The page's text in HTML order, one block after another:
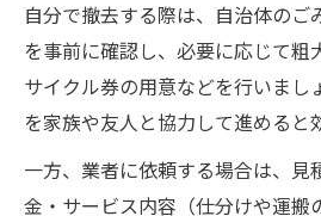
自分で撤去する際は、自治体のご
を事前に確認し、必要に応じて粗
サイクル券の用意などを行いまし
を家族や友人と協力して進めると
一方、業者に依頼する場合は、見
金・サービス内容（仕分けや運搬